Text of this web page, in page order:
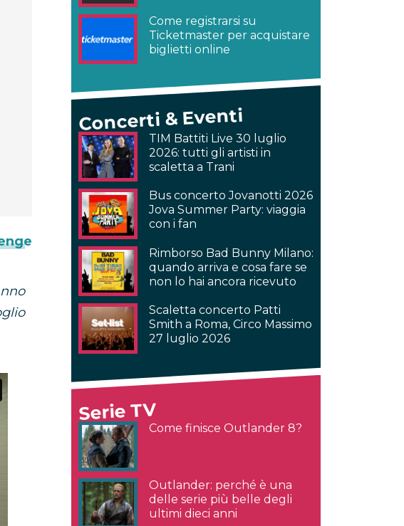
Come registrarsi su
Ticketmaster per acquistare
biglietti online
Concerti & Eventi
TIM Battiti Live 30 luglio
2026: tutti gli artisti in
scaletta a Trani
Bus concerto Jovanotti 2026
Jova Summer Party: viaggia
con i fan
Rimborso Bad Bunny Milano:
quando arriva e cosa fare se
non lo hai ancora ricevuto
Scaletta concerto Patti
Smith a Roma, Circo Massimo
27 luglio 2026
Serie TV
Come finisce Outlander 8?
Outlander: perché è una
delle serie più belle degli
ultimi dieci anni